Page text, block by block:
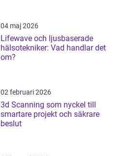
04 maj 2026
Lifewave och ljusbaserade
hälsotekniker: Vad handlar det
om?
02 februari 2026
3d Scanning som nyckel till
smartare projekt och säkrare
beslut